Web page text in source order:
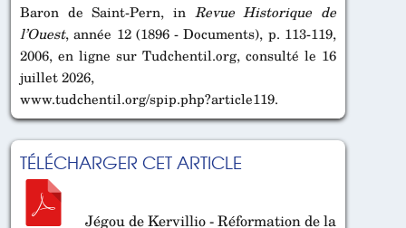
Baron de Saint-Pern, in Revue Historique de
l’Ouest, année 12 (1896 - Documents), p. 113-119,
2006, en ligne sur Tudchentil.org, consulté le 16
juillet 2026,
www.tudchentil.org/spip.php?article119.
TÉLÉCHARGER CET ARTICLE
Jégou de Kervillio - Réformation de la